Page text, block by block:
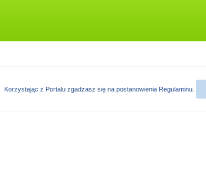
Korzystając z Portalu zgadzasz się na postanowienia Regulaminu